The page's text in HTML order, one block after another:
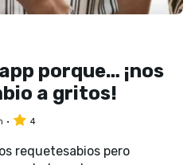
porque… ¡nos
a gritos!
4
requetesabios pero